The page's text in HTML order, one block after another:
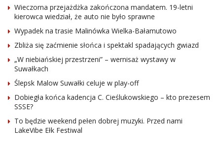
Wieczorna przejażdżka zakończona mandatem. 19-letni
kierowca wiedział, że auto nie było sprawne
Wypadek na trasie Malinówka Wielka-Bałamutowo
Zbliża się zaćmienie słońca i spektakl spadających gwiazd
„W niebiańskiej przestrzeni” – wernisaż wystawy w
Suwałkach
Ślepsk Malow Suwałki celuje w play-off
Dobiegła końca kadencja C. Cieślukowskiego – kto prezesem
SSSE?
To będzie weekend pełen dobrej muzyki. Przed nami
LakeVibe Ełk Festiwal